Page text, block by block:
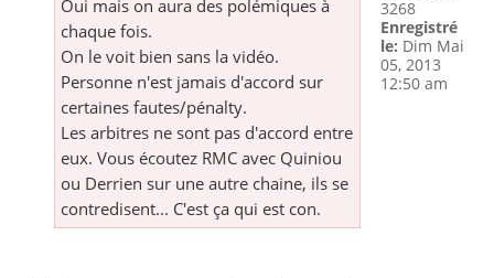
Oui mais on aura des polémiques à
chaque fois.
On le voit bien sans la vidéo.
Personne n'est jamais d'accord sur
certaines fautes/pénalty.
Les arbitres ne sont pas d'accord entre
eux. Vous écoutez RMC avec Quiniou
ou Derrien sur une autre chaine, ils se
contredisent... C'est ça qui est con.
3268
Enregistré
le: Dim Mai
05, 2013
12:50 am